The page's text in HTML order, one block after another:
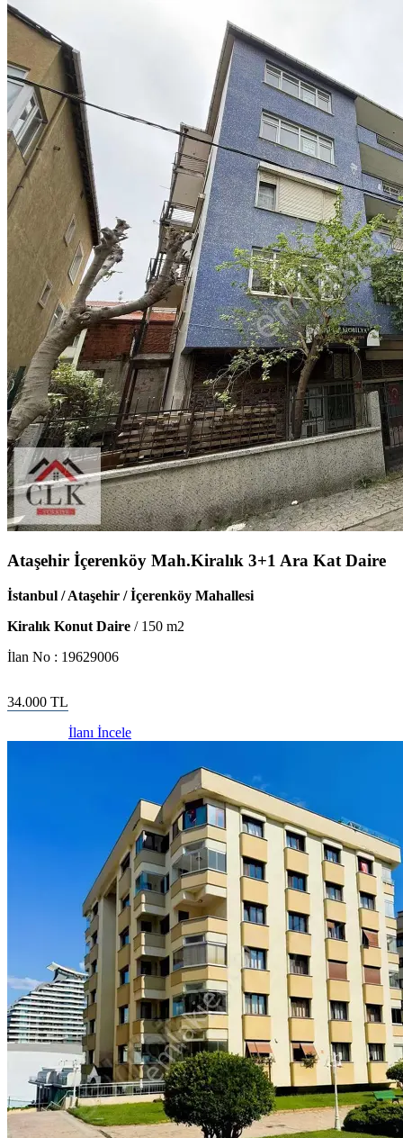
Ataşehir İçerenköy Mah.Kiralık 3+1 Ara Kat Daire
İstanbul / Ataşehir / İçerenköy Mahallesi
Kiralık Konut Daire / 150 m2
İlan No : 19629006
34.000 TL
İlanı İncele